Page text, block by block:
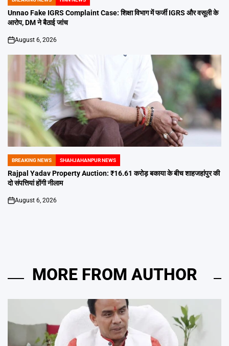
POSTED
IN
Unnao Fake IGRS Complaint Case: शिक्षा विभाग में फर्जी IGRS और वसूली के
आरोप, DM ने बैठाई जांच
on
August 6, 2026
POSTED
IN
BREAKING NEWS SHAHJAHANPUR NEWS
Rajpal Yadav Property Auction: ₹16.61 करोड़ बकाया के बीच शाहजहांपुर की
दो संपत्तियां होंगी नीलाम
on
August 6, 2026
MORE FROM AUTHOR